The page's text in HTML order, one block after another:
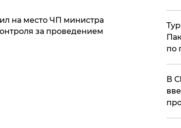
на место ЧП министра
за проведением
по
В